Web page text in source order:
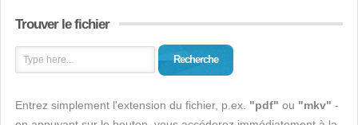
Trouver le fichier
Recherche
Entrez simplement l'extension du fichier, p.ex. "pdf" ou "mkv" -